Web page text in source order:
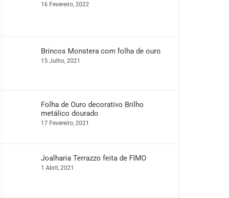
16 Fevereiro, 2022
Brincos Monstera com folha de ouro
15 Julho, 2021
Folha de Ouro decorativo Brilho
metálico dourado
17 Fevereiro, 2021
Joalharia Terrazzo feita de FIMO
1 Abril, 2021